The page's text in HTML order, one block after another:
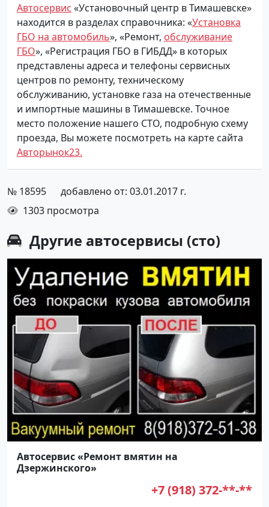
Автосервис «Установочный центр в Тимашевске»
находится в разделах справочника: «Установка
ГБО на автомобиль», «Ремонт, обслуживание
ГБО», «Регистрация ГБО в ГИБДД» в которых
представлены адреса и телефоны сервисных
центров по ремонту, техническому
обслуживанию, установке газа на отечественные
и импортные машины в Тимашевске. Точное
место положение нашего СТО, подробную схему
проезда, Вы можете посмотреть на карте сайта
Авторынок23.
№ 18595
добавлено от: 03.01.2017 г.
1303 просмотра
Другие автосервисы (сто)
Автосервис «Ремонт вмятин на
Дзержинского»
+7 (918) 372-**-**